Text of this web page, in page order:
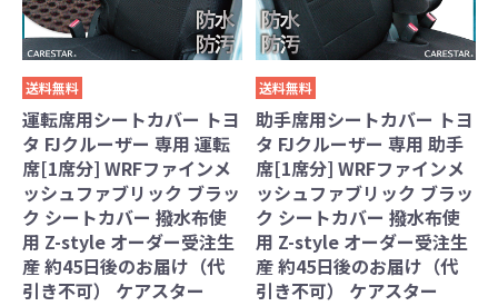
送料無料
運転席用シートカバー トヨ
タ FJクルーザー 専用 運転
席[1席分] WRFファインメ
ッシュファブリック ブラッ
ク シートカバー 撥水布使
用 Z-style オーダー受注生
産 約45日後のお届け（代
引き不可） ケアスター
送料無料
助手席用シートカバー トヨ
タ FJクルーザー 専用 助手
席[1席分] WRFファインメ
ッシュファブリック ブラッ
ク シートカバー 撥水布使
用 Z-style オーダー受注生
産 約45日後のお届け（代
引き不可） ケアスター